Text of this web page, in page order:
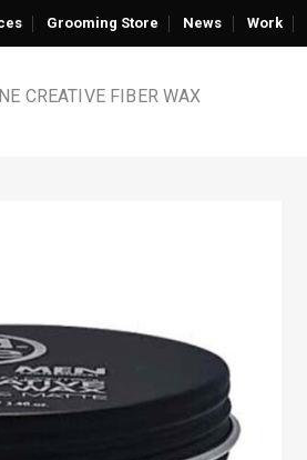
Grooming Store News Work
CREATIVE FIBER WAX